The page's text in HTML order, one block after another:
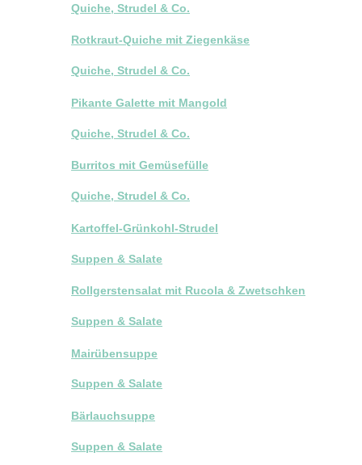
Quiche, Strudel & Co.
Rotkraut-Quiche mit Ziegenkäse
Quiche, Strudel & Co.
Pikante Galette mit Mangold
Quiche, Strudel & Co.
Burritos mit Gemüsefülle
Quiche, Strudel & Co.
Kartoffel-Grünkohl-Strudel
Suppen & Salate
Rollgerstensalat mit Rucola & Zwetschken
Suppen & Salate
Mairübensuppe
Suppen & Salate
Bärlauchsuppe
Suppen & Salate